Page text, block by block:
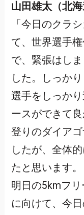
山田雄太（北
「今日のクラ
て、世界選手
で、緊張はし
した。しっか
選手をしっか
ースができて良
登りのダイア
したが、全体
たと思います。
明日の5kmフ
に向けて、今